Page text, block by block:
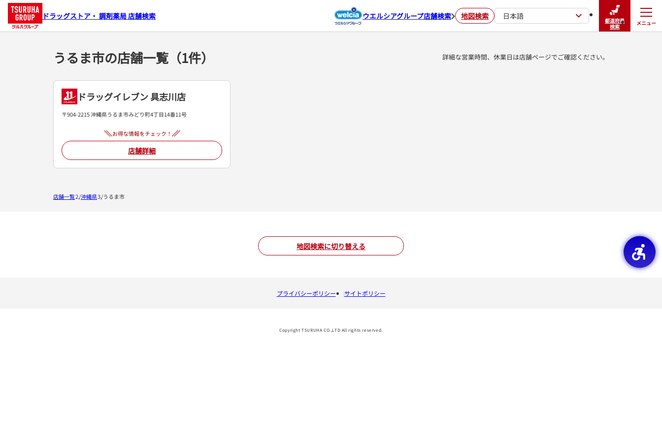
ドラッグストア・ 調剤薬局 店舗検索 ウエルシアグループ店舗検索 地図検索 日本語
都道府県
検索
メニュー
閉じる
うるま市の店舗一覧（1件） 詳細な営業時間、休業日は店舗ページでご確認ください。
ドラッグイレブン 具志川店
〒904-2215 沖縄県うるま市みどり町4丁目14番11号
お得な情報をチェック！
店舗詳細
地図検索に切り替える
店舗一覧 沖縄県 うるま市
プライバシーポリシー サイトポリシー
Copyright TSURUHA CO.,LTD All rights reserved.